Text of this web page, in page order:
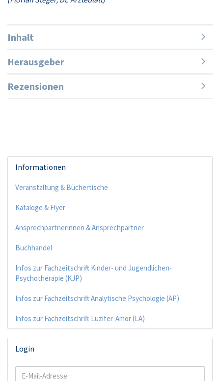
Inhalt
Herausgeber
Rezensionen
Informationen
Veranstaltung & Büchertische
Kataloge & Flyer
Ansprechpartnerinnen & Ansprechpartner
Buchhandel
Infos zur Fachzeitschrift Kinder- und Jugendlichen-
Psychotherapie (KJP)
Infos zur Fachzeitschrift Analytische Psychologie (AP)
Infos zur Fachzeitschrift Luzifer-Amor (LA)
Login
E-